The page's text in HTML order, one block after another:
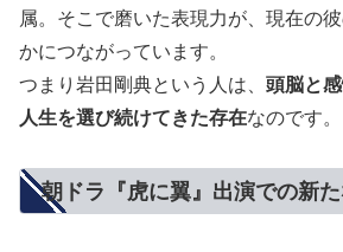
属。そこで磨いた表現力が、現在の彼
かにつながっています。
つまり岩田剛典という人は、 頭脳と
人生を選び続けてきた存在なのです。
朝ドラ『虎に翼』出演での新